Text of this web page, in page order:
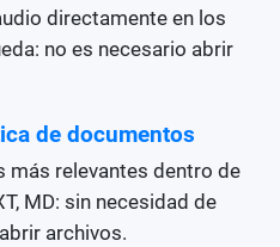
directamente en los
no es necesario abrir
de documentos
más relevantes dentro de
MD: sin necesidad de
archivos.